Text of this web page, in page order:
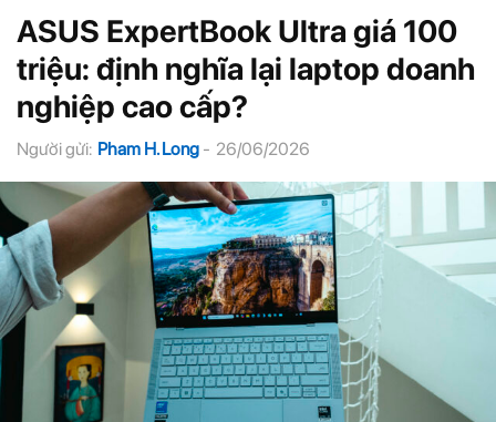
ASUS ExpertBook Ultra giá 100
triệu: định nghĩa lại laptop doanh
nghiệp cao cấp?
Người gửi: Pham H. Long - 26/06/2026